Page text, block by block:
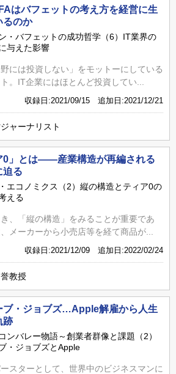
はバフェットの考え方を経営に生
るのか
・バフェットの成功哲学（6）IT業界の
与えた影響
には投資しない」をモットーにしている
。IT企業にはほとんど投資してい...
収録日:2021/09/15 追加日:2021/12/21
ャーナリスト
0」とは――産業構造が再編される
迫る
エコノミクス（2）縦の構造とティア0の
える
、「縦の構造」をみることが重要であ
メーカーから小売店等を経て商品が...
収録日:2021/12/09 追加日:2022/02/24
教授
ブ・ジョブズ…Apple解雇から人生
跡
ンバレー物語～創業者群像と課題（2）
・ジョブズとApple
スターとして、世界中のビジネスマンに